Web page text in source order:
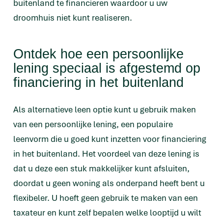
buitenland te financieren waardoor u uw
droomhuis niet kunt realiseren.
Ontdek hoe een persoonlijke
lening speciaal is afgestemd op
financiering in het buitenland
Als alternatieve leen optie kunt u gebruik maken
van een persoonlijke lening, een populaire
leenvorm die u goed kunt inzetten voor financiering
in het buitenland. Het voordeel van deze lening is
dat u deze een stuk makkelijker kunt afsluiten,
doordat u geen woning als onderpand heeft bent u
flexibeler. U hoeft geen gebruik te maken van een
taxateur en kunt zelf bepalen welke looptijd u wilt